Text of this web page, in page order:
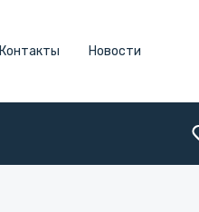
Контакты Новости